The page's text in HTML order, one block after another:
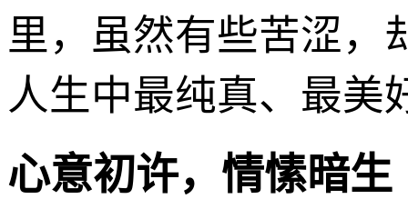
里，虽然有些苦涩，
人生中最纯真、最美
心意初许，情愫暗生